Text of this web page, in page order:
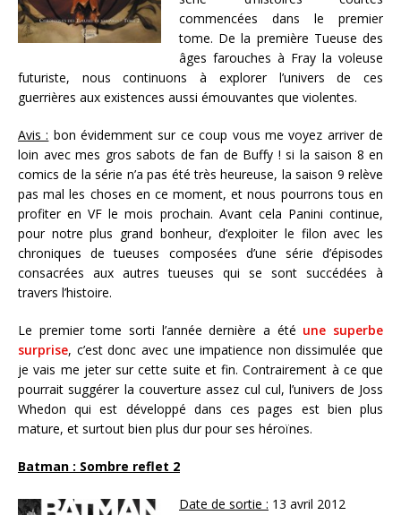
commencées dans le premier
tome. De la première Tueuse des
âges farouches à Fray la voleuse
futuriste, nous continuons à explorer l’univers de ces
guerrières aux existences aussi émouvantes que violentes.
Avis : bon évidemment sur ce coup vous me voyez arriver de
loin avec mes gros sabots de fan de Buffy ! si la saison 8 en
comics de la série n’a pas été très heureuse, la saison 9 relève
pas mal les choses en ce moment, et nous pourrons tous en
profiter en VF le mois prochain. Avant cela Panini continue,
pour notre plus grand bonheur, d’exploiter le filon avec les
chroniques de tueuses composées d’une série d’épisodes
consacrées aux autres tueuses qui se sont succédées à
travers l’histoire.
Le premier tome sorti l’année dernière a été une superbe
surprise, c’est donc avec une impatience non dissimulée que
je vais me jeter sur cette suite et fin. Contrairement à ce que
pourrait suggérer la couverture assez cul cul, l’univers de Joss
Whedon qui est développé dans ces pages est bien plus
mature, et surtout bien plus dur pour ses héroïnes.
Batman : Sombre reflet 2
Date de sortie : 13 avril 2012